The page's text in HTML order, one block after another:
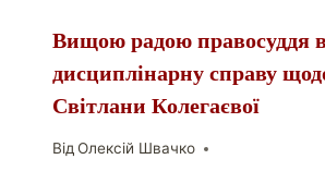
Вищою радою правосуддя
дисциплінарну справу
Світлани Колегаєвої
Від Олексій Швачко